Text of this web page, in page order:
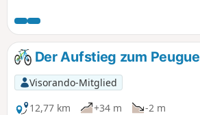
Der Aufstieg zum Peugue
Visorando-Mitglied
12,77 km
+34 m
-2 m